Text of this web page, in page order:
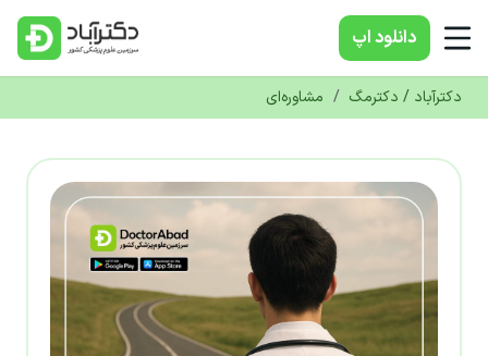
دانلود‌ اپ
دکترآباد / دکترمگ / مشاوره‌ای